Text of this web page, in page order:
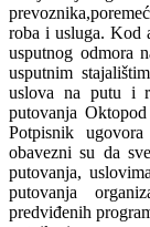
roba i usluga. Kod
usputnog odmora
usputnim
uslova na putu i
putovanja
Potpisnik
obavezni su da
putovanja,
putovanja
predviđenih